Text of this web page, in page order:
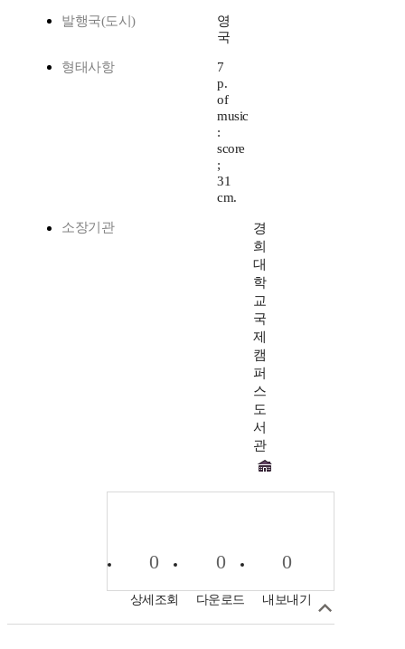
발행국(도시)
영
국
형태사항
7
p.
of
music
:
score
;
31
cm.
소장기관
경
희
대
학
교
국
제
캠
퍼
스
도
서
관
0
상세조회
0
다운로드
0
내보내기